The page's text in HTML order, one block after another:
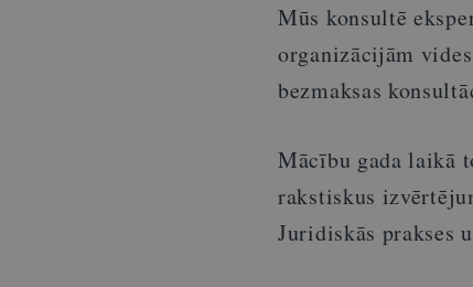
Mūs konsultē
organizācijām
bezmaksas
Mācību gada laikā
rakstiskus
Juridiskās prakses